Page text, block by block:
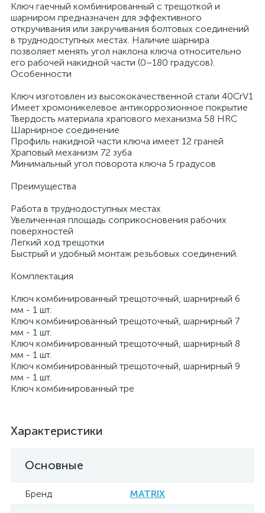
Ключ гаечный комбинированный с трещоткой и
шарниром предназначен для эффективного
откручивания или закручивания болтовых соединений
в труднодоступных местах. Наличие шарнира
позволяет менять угол наклона ключа относительно
его рабочей накидной части (0–180 градусов).
Особенности
Ключ изготовлен из высококачественной стали 40CrV1
Имеет хромоникелевое антикоррозионное покрытие
Твердость материала храпового механизма 58 HRС
Шарнирное соединение
Профиль накидной части ключа имеет 12 граней
Храповый механизм 72 зуба
Минимальный угол поворота ключа 5 градусов
Преимущества
Работа в труднодоступных местах
Увеличенная площадь соприкосновения рабочих
поверхностей
Легкий ход трещотки
Быстрый и удобный монтаж резьбовых соединений.
Комплектация
Ключ комбинированный трещоточный, шарнирный 6
мм - 1 шт.
Ключ комбинированный трещоточный, шарнирный 7
мм - 1 шт.
Ключ комбинированный трещоточный, шарнирный 8
мм - 1 шт.
Ключ комбинированный трещоточный, шарнирный 9
мм - 1 шт.
Ключ комбинированный тре
Характеристики
Основные
Бренд MATRIX